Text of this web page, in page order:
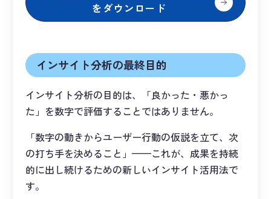
をダウンロード
インサイト分析の最終目的
インサイト分析の目的は、「良かった・悪かっ
た」を数字で評価することではありません。
「数字の動きからユーザー行動の仮説を立て、次
の打ち手を決めること」——これが、成果を持続
的に出し続けるための新しいインサイト活用法で
す。